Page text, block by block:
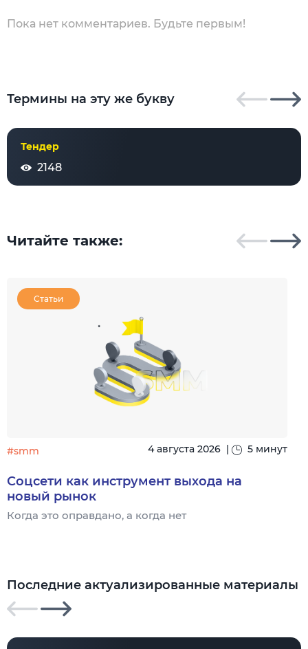
Пока нет комментариев. Будьте первым!
Термины на эту же букву
Тендер
2148
Читайте также:
Статьи
#smm 4 августа 2026 | 5 минут
Соцсети как инструмент выхода на
новый рынок
Когда это оправдано, а когда нет
Последние актуализированные материалы